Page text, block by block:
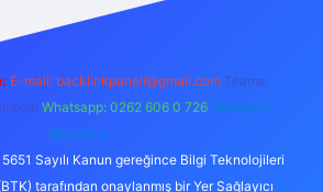
E-mail: backlinkpaneli@gmail.com Teams:
Whatsapp: 0262 606 0 726 Telegram:
@karabul
Sayılı Kanun gereğince Bilgi Teknolojileri
tarafından onaylanmış bir Yer Sağlayıcı